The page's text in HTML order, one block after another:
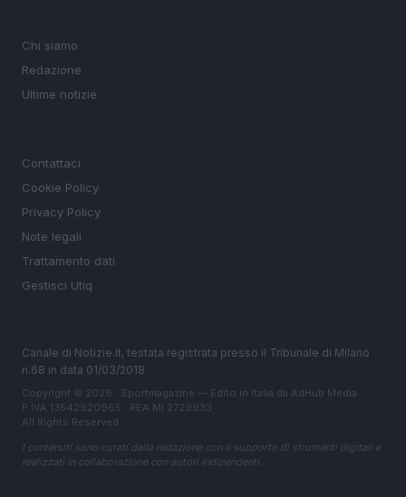
Chi siamo
Redazione
Ultime notizie
Contattaci
Cookie Policy
Privacy Policy
Note legali
Trattamento dati
Gestisci Utiq
Canale di Notizie.it, testata registrata presso il Tribunale di Milano
n.68 in data 01/03/2018
Copyright © 2026 · Sportmagazine — Edito in Italia da AdHub Media
P.IVA 13542920965 · REA MI 2729933
All Rights Reserved
I contenuti sono curati dalla redazione con il supporto di strumenti digitali e
realizzati in collaborazione con autori indipendenti.